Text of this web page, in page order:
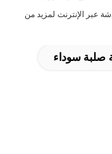
عبر الإنترنت لمزيد من
سوداء